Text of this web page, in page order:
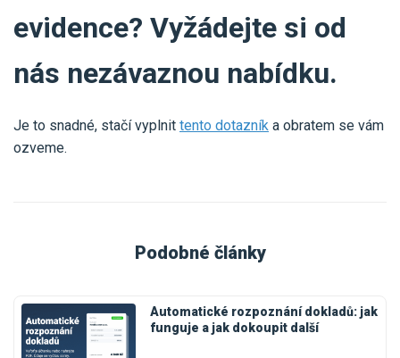
evidence? Vyžádejte si od
nás nezávaznou nabídku.
Je to snadné, stačí vyplnit tento dotazník a obratem se vám
ozveme.
Podobné články
Automatické rozpoznání dokladů: jak
funguje a jak dokoupit další